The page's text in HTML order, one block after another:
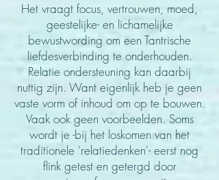
Het vraagt focus, vertrouwen, moed,
geestelijke- en lichamelijke
bewustwording om een Tantrische
liefdesverbinding te onderhouden.
Relatie ondersteuning kan daarbij
nuttig zijn. Want eigenlijk heb je geen
vaste vorm of inhoud om op te bouwen.
Vaak ook geen voorbeelden. Soms
wordt je -bij het loskomen van het
traditionele 'relatiedenken'- eerst nog
flink getest en getergd door